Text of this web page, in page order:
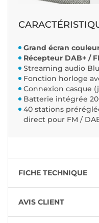
Grand écran
Récepteur DAB+ /
Streaming audio
Fonction horloge
Connexion casque
Batterie intégrée
40 stations
direct pour FM /
FICHE TECHNIQUE
AVIS CLIENT